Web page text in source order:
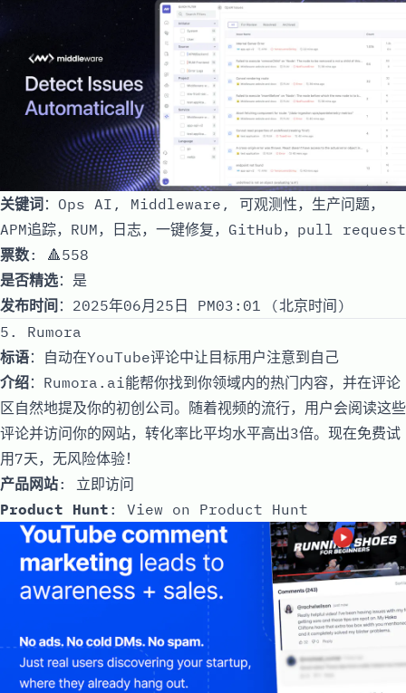
关键词：Ops AI, Middleware, 可观测性，生产问题，
APM追踪，RUM，日志，一键修复，GitHub，pull request
票数: 🔺558
是否精选：是
发布时间 ：2025年06月25日 PM03:01 (北京时间)
5. Rumora
标语：自动在YouTube评论中让目标用户注意到自己
介绍：Rumora.ai能帮你找到你领域内的热门内容，并在评论
区自然地提及你的初创公司。随着视频的流行，用户会阅读这些
评论并访问你的网站，转化率比平均水平高出3倍。现在免费试
用7天，无风险体验！
产品网站: 立即访问
Product Hunt : View on Product Hunt